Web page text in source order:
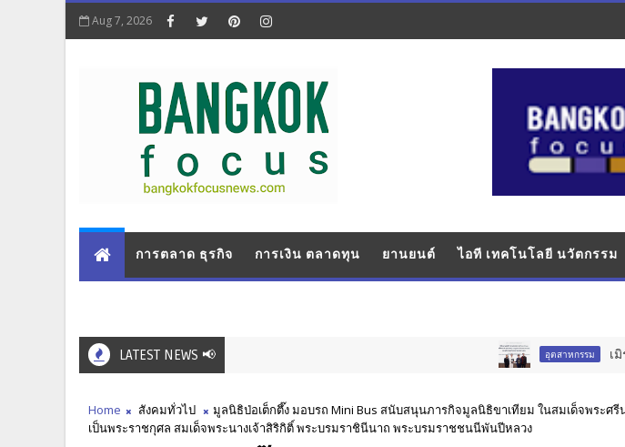
Aug 7, 2026
การตลาด ธุรกิจ การเงิน ตลาดทุน ยานยนต์ ไอที เทคโนโลยี นวัตกรรม
LATEST NEWS 📢 อุตสาหกรรม เมิร์ซ เอสเธ
Home สังคมทั่วไป
มูลนิธิป่อเต็กตึ๊ง มอบรถ Mini Bus สนับสนุนภารกิจมูลนิธิขาเทียม ในสมเด็จพระศ
เป็นพระราชกุศล สมเด็จพระนางเจ้าสิริกิติ์ พระบรมราชินีนาถ พระบรมราชชนนีพันปีหลวง